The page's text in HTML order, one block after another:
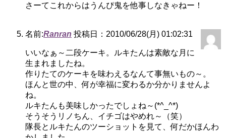
さーてこれからはうんぴ鬼を他事しなきゃねー！
名前:Ranran 投稿日：2010/06/28(月) 01:02:31
いいなぁ～二段ケーキ。ルキたんは素敵な月に
生まれましたね。
作りたてのケーキを味わえるなんて事無いもの～。
ほんと世の中、何が幸福に変わるか分かりませんよ
ね。
ルキたんも美味しかったでしょね～(*^_^*)
そうそうリノちん、イチゴはやめれ～（笑）
隊長とルキたんのツーショットを見て、何だかほんわ